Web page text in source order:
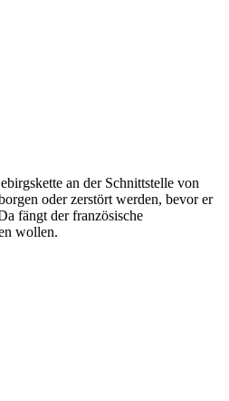
an der Schnittstelle von
oder zerstört werden, bevor er
fängt der französische
wollen.